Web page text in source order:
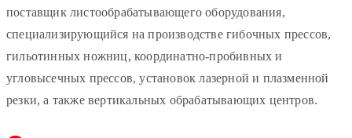
поставщик листообрабатывающего оборудования,
специализирующийся на производстве гибочных прессов,
гильотинных ножниц, координатно-пробивных и
угловысечных прессов, установок лазерной и плазменной
резки, а также вертикальных обрабатывающих центров.